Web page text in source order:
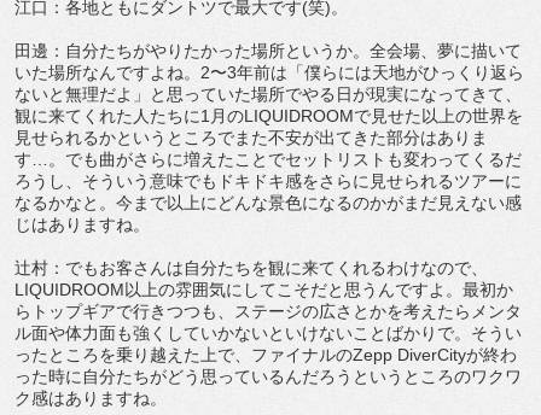
江口：各地ともにダントツで最大です(笑)。
田邊：自分たちがやりたかった場所というか。全会場、夢に描いて
いた場所なんですよね。2〜3年前は「僕らには天地がひっくり返ら
ないと無理だよ」と思っていた場所でやる日が現実になってきて、
観に来てくれた人たちに1月のLIQUIDROOMで見せた以上の世界を
見せられるかというところでまた不安が出てきた部分はありま
す…。でも曲がさらに増えたことでセットリストも変わってくるだ
ろうし、そういう意味でもドキドキ感をさらに見せられるツアーに
なるかなと。今まで以上にどんな景色になるのかがまだ見えない感
じはありますね。
辻村：でもお客さんは自分たちを観に来てくれるわけなので、
LIQUIDROOM以上の雰囲気にしてこそだと思うんですよ。最初か
らトップギアで行きつつも、ステージの広さとかを考えたらメンタ
ル面や体力面も強くしていかないといけないことばかりで。そうい
ったところを乗り越えた上で、ファイナルのZepp DiverCityが終わ
った時に自分たちがどう思っているんだろうというところのワクワ
ク感はありますね。